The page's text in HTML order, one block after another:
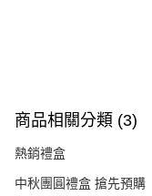
商品相關分類 (3)
熱銷禮盒
中秋團圓禮盒 搶先預購